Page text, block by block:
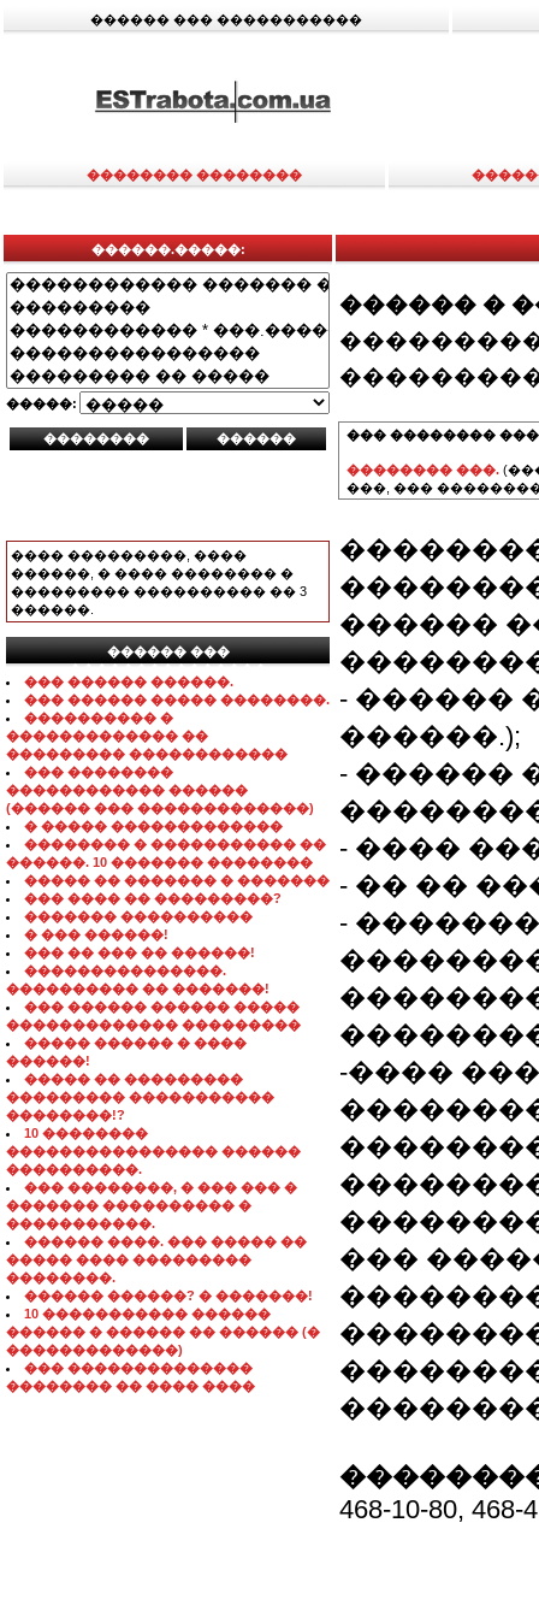
������ ��� �����������
�������� ��������
������.�����:
�����:
���� ���������, ����
������, � ���� �������� �
��������� ���������� �� 3
������.
������ ���
���������������
��� ������ ������.
��� ������ ����� ��������.
���������� �
������������� ��
��������� ������������
��� ��������
������������ ������
(������ ��� �������������)
� ����� �������������
�������� � ����������� ��
������. 10 ������� ��������
����� �� ������� � �������
��� ���� �� ���������?
������� ����������
� ��� ������!
��� �� ��� �� ������!
���������������.
���������� �� �������!
��� ������ ������ �����
������������� ���������
����� ������ � ����
������!
����� �� ���������
��������� �����������
��������!?
10 ��������
���������������� ������
����������.
��� ��������, � ��� ��� �
������� ���������� �
�����������.
������ ����. ��� ����� ��
����� ���� ���������
��������.
������ ������? � �������!
10 ����������� ������
������ � ������ �� ������ (�
�������������)
��� ��������������
�������� �� ���� ����
������ �
��� ��������
�������� ���.
���, ���
������
- ������
������.);
- ������
- ����
- �� ��
-
-����
���
468-10-80, 468-